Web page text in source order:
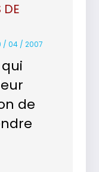
DE
/ 04 / 2007
de